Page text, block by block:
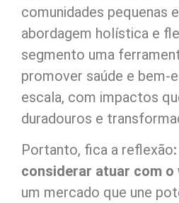
comunidades pequenas
abordagem holística e
segmento uma
promover saúde e bem-
escala, com impactos
duradouros e
Portanto, fica a reflexão
considerar atuar com o
um mercado que une